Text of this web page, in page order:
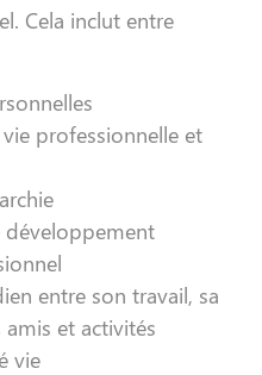
Cela inclut entre
professionnelle et
entre son travail, sa
amis et activités
vie